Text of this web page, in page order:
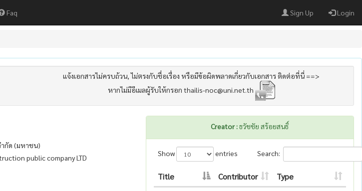
Faq Sign Up Login
แจ้งเอกสารไม่ครบถ้วน, ไม่ตรงกับชื่อเรื่อง หรือมีข้อผิดพลาดเกี่ยวกับเอกสาร ติดต่อที่นี่ ==>
หากไม่มีอีเมลผู้รับให้กรอก thailis-noc@uni.net.th
กัด (มหาชน)
public company LTD
Creator :ธวัชชัย สร้อยสนธิ์
Show entries Search:
Title Contributor
Type